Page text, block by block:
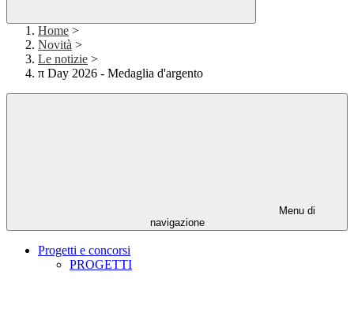
Home >
Novità >
Le notizie >
π Day 2026 - Medaglia d'argento
Menu di
navigazione
Progetti e concorsi
PROGETTI